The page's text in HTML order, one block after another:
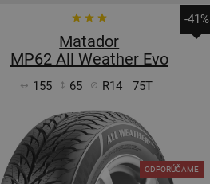
-41%
Matador
MP62 All Weather Evo
155 65 R14 75T
ODPORÚČAME